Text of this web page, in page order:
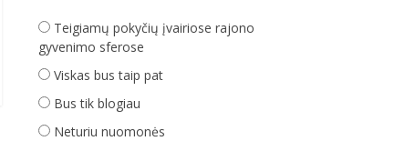
Teigiamų pokyčių įvairiose rajono
gyvenimo sferose
Viskas bus taip pat
Bus tik blogiau
Neturiu nuomonės